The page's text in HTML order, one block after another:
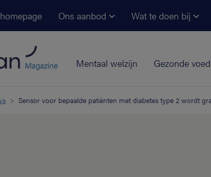
Ons aanbod Wat te doen bij
Mentaal welzijn Gezonde
Sensor voor bepaalde patiënten met diabetes type 2 wordt